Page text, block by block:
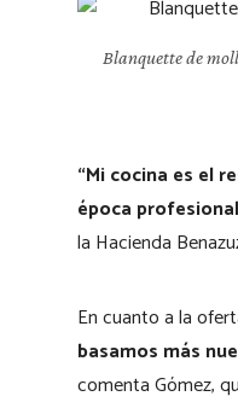
Blanquette de
“Mi cocina es el
época
la Hacienda
En cuanto a la
basamos más
comenta Gómez,